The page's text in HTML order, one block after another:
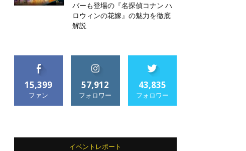
バーも登場の『名探偵コナン ハ
ロウィンの花嫁』の魅力を徹底
解説
15,399
ファン
57,912
フォロワー
43,835
フォロワー
イベントレポート